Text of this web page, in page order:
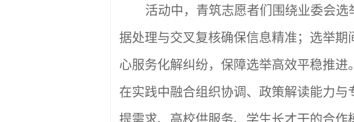
活动中，青筑志愿者们围绕业委会
据处理与交叉复核确保信息精准；选举
心服务化解纠纷，保障选举高效平稳推
在实践中融合组织协调、政策解读能力
提需求、高校供服务、学生长才干的合作